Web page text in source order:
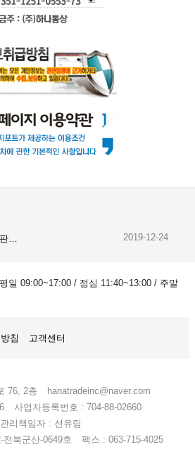
판… 2019-12-24
일 09:00~17:00 / 점심 11:40~13:00 / 주말
침 고객센터
76, 2층
hanatradeinc@naver.com
사업자등록번호 : 704-88-02660
리책임자 : 선유림
북군산-0649호
팩스 : 063-715-4025